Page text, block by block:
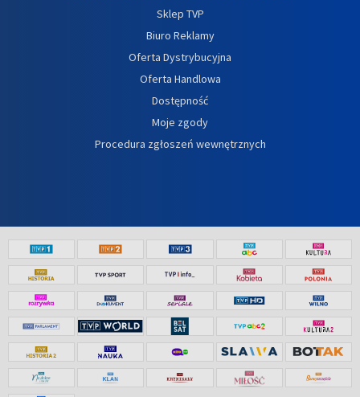
Sklep TVP
Biuro Reklamy
Oferta Dystrybucyjna
Oferta Handlowa
Dostępność
Moje zgody
Procedura zgłoszeń wewnętrznych